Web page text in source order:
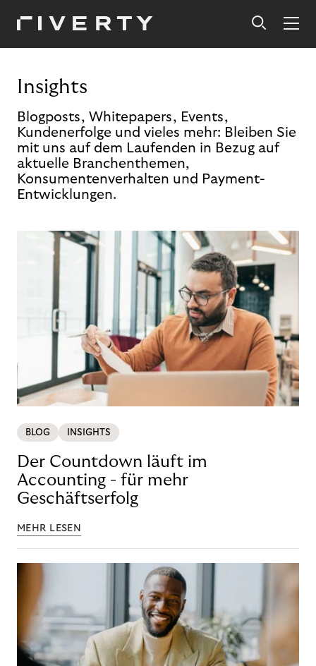
Insights
Blogposts, Whitepapers, Events,
Kundenerfolge und vieles mehr: Bleiben Sie
mit uns auf dem Laufenden in Bezug auf
aktuelle Branchenthemen,
Konsumentenverhalten und Payment-
Entwicklungen.
BLOG INSIGHTS
Der Countdown läuft im
Accounting - für mehr
Geschäftserfolg
MEHR LESEN